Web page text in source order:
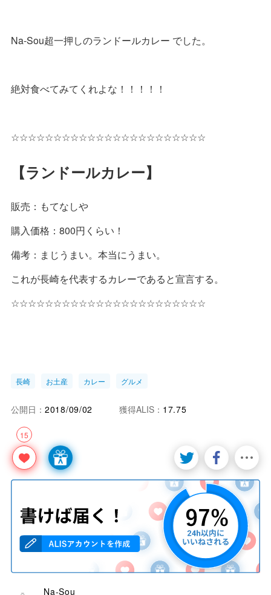
Na-Sou超一押しのランドールカレー でした。
絶対食べてみてくれよな！！！！！
☆☆☆☆☆☆☆☆☆☆☆☆☆☆☆☆☆☆☆☆☆☆☆
【ランドールカレー】
販売：もてなしや
購入価格：800円くらい！
備考：まじうまい。本当にうまい。
これが長崎を代表するカレーであると宣言する。
☆☆☆☆☆☆☆☆☆☆☆☆☆☆☆☆☆☆☆☆☆☆☆
長崎 お土産 カレー グルメ
15
公開日： 2018/09/02 獲得ALIS： 17.75
Na-Sou